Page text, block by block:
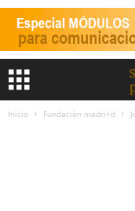
Inicio Fundación madri+d